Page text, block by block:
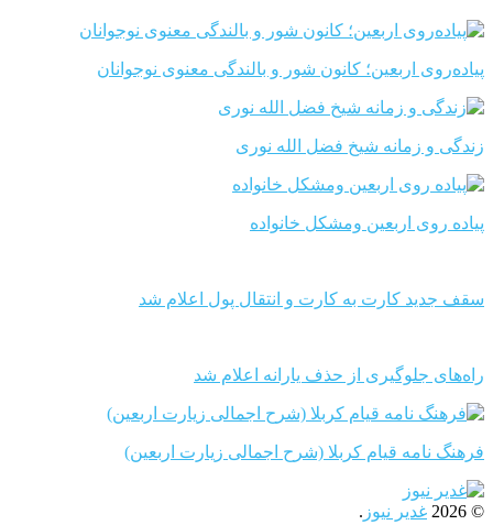
پیاده‌روی اربعین؛ کانون شور و بالندگی معنوی نوجوانان
زندگی و زمانه شیخ فضل الله نوری
پیاده روی اربعین ومشکل خانواده
سقف جدید کارت به کارت و انتقال پول اعلام شد
راه‌های جلوگیری از حذف یارانه اعلام شد
فرهنگ نامه قیام کربلا (شرح اجمالی زیارت اربعین)
© 2026 غدیر نیوز .